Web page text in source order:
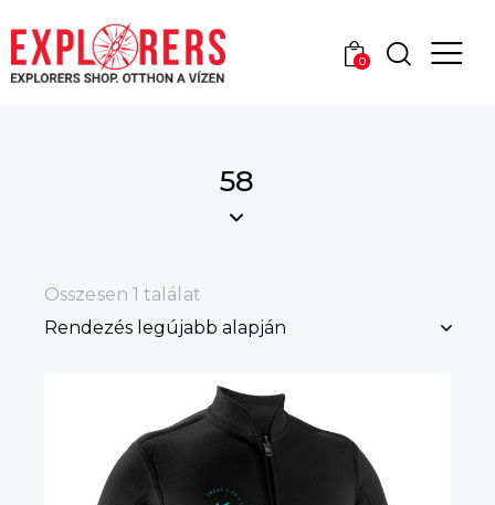
0
58
Összesen 1 találat